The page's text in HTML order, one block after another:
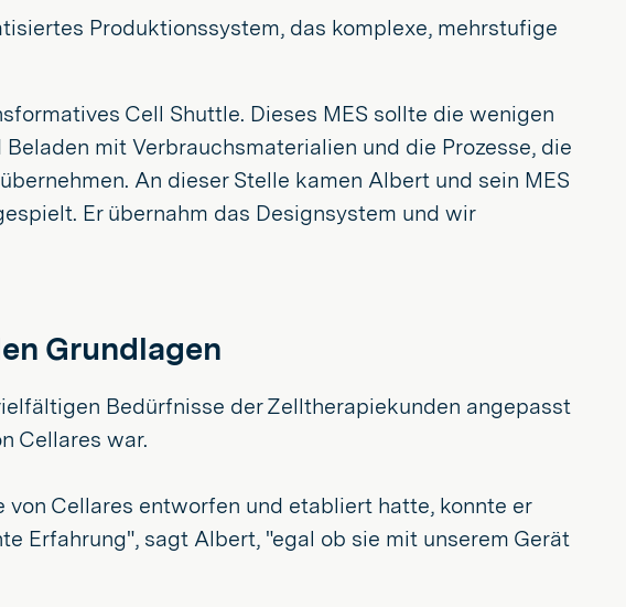
Produktionssystem, das komplexe, mehrstufige
Cell Shuttle. Dieses MES sollte die wenigen
mit Verbrauchsmaterialien und die Prozesse, die
An dieser Stelle kamen Albert und sein MES
Er übernahm das Designsystem und wir
Grundlagen
Bedürfnisse der Zelltherapiekunden angepasst
Cellares war.
Cellares entworfen und etabliert hatte, konnte er
Erfahrung", sagt Albert, "egal ob sie mit unserem Gerät